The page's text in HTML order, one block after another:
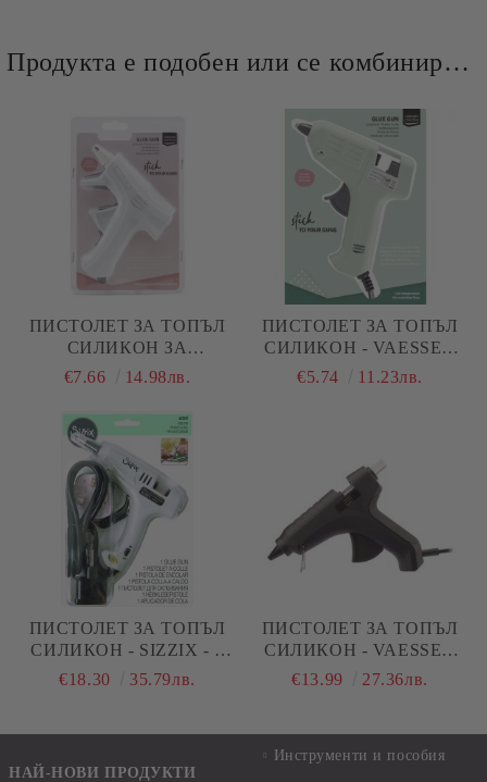
Продукта е подобен или се комбинира добре и със следните продукти :
ПИСТОЛЕТ ЗА ТОПЪЛ
СИЛИКОН ЗА
СИЛИКОНОВИ ПРЪЧКИ
CREATIVE
€7.66 14.98лв.
ПИСТОЛЕТ ЗА ТОПЪЛ
СИЛИКОН - VAESSEN
CREATIVE - 7 ММ
€5.74 11.23лв.
ПИСТОЛЕТ ЗА ТОПЪЛ
СИЛИКОН - SIZZIX - 7
ММ
€18.30 35.79лв.
ПИСТОЛЕТ ЗА ТОПЪЛ
СИЛИКОН - VAESSEN
CREATIVE - 11 ММ
€13.99 27.36лв.
НАЙ-НОВИ ПРОДУКТИ
Инструменти и пособия